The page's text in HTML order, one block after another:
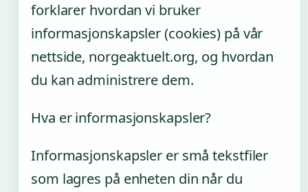
forklarer hvordan vi bruker
informasjonskapsler (cookies) på vår
nettside, norgeaktuelt.org, og hvordan
du kan administrere dem.
Hva er informasjonskapsler?
Informasjonskapsler er små tekstfiler
som lagres på enheten din når du